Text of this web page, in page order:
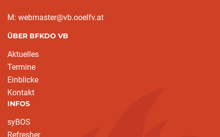
M: webmaster@vb.ooelfv.at
ÜBER BFKDO VB
Aktuelles
Termine
Einblicke
Kontakt
INFOS
syBOS
Refresher